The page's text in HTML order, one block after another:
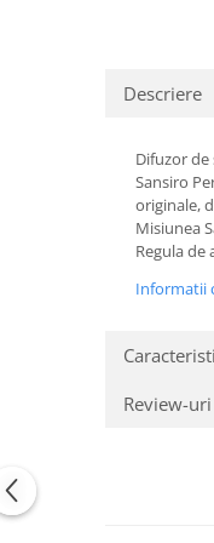
Descriere
Difuzor
Sansiro
originale,
Misiunea
Regula
Informatii
Review-uri